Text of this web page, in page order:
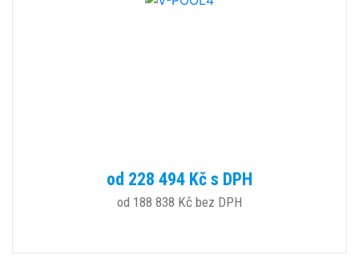
od 228 494 Kč s DPH
od 188 838 Kč bez DPH